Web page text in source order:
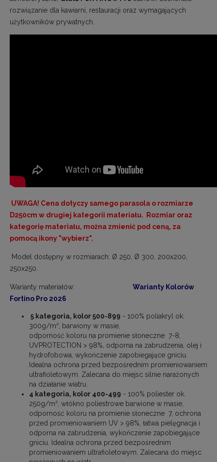
rozwiązanie dla kawiarni, restauracji oraz wymagających
użytkowników prywatnych.
UWAGA! Cena dotyczy samego parasola o rozmiarze
D250cm w drugiej kategorii materiału.
Rozmiar oraz
kategorię materiału, można zmienić pod ceną, za
pomocą ikony "wybierz".
Model dostępny w rozmiarach: Ø 250 Ø 300, 200х200,
250x250.
Warianty materiałów: Warianty Kolorów
Fortino Pro 2026
5 kategoria, kolor 500-899 - 100% poliakryl ok.
300g/m², barwiony w masie,
odporność koloru na promienie słoneczne 7-8,
UVPROTECTION > 98%, odporna na zabrudzenia, olej i
hydrofobowa, wykończenie zapobiegające gniciu.
Idealna ochrona przed bezpośrednim promieniowaniem
ultrafioletowym. Zalecana do miejsc silnie narażonych
na działanie wiatru.
4 kategoria, kolor 400-499 - 100% poliester ok.
250g/m², włókno poliestrowe barwione w masie,
odporność koloru na promienie słoneczne 7, ochrona
przed promieniowaniem UV > 98%, łatwa pielęgnacja i
odporna na zabrudzenia, wykończenie zapobiegające
gniciu. Idealna ochrona przed bezpośrednim
promieniowaniem ultrafioletowym. Zalecana do miejsc